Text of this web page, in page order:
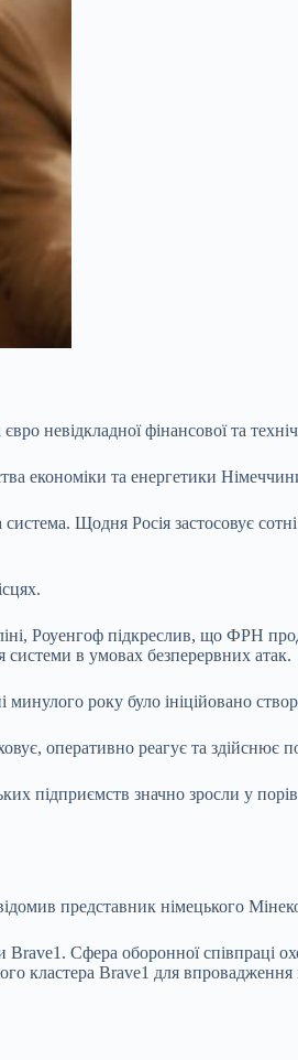
євро невідкладної фінансової та
економіки та енергетики
Щодня Росія застосовує
Роуенгоф підкреслив, що ФРН
системи в умовах безперервних атак.
року було ініційовано
оперативно реагує та здійснює
підприємств значно зросли у
представник німецького
Brave1. Сфера оборонної співпраці
кластера Brave1 для